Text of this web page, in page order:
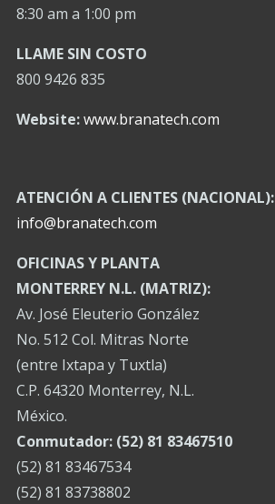
8:30 am a 1:00 pm
LLAME SIN COSTO
800 9426 835
Website:www.branatech.com
ATENCIÓN A CLIENTES (NACIONAL):
info@branatech.com
OFICINAS Y PLANTA
MONTERREY N.L. (MATRIZ):
Av. José Eleuterio González
No. 512 Col. Mitras Norte
(entre Ixtapa y Tuxtla)
C.P. 64320 Monterrey, N.L.
México.
Conmutador: (52) 81 83467510
(52) 81 83467534
(52) 81 83738802